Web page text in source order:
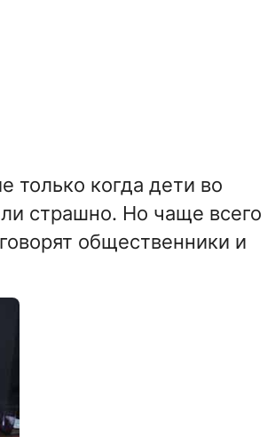
только когда дети во
страшно. Но чаще всего
общественники и